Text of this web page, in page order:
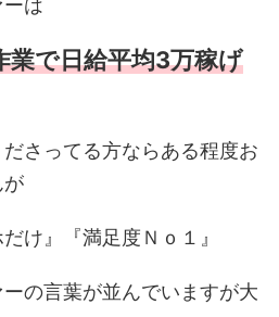
は
業で日給平均3万稼げ
さってる方ならある程度お
が
け』『満足度Ｎｏ１』
の言葉が並んでいますが大